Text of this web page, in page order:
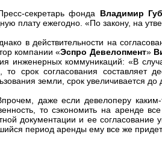
секретарь фонда Владимир
плату ежегодно. «По закону, на
в действительности на
компании «Эспро Девелопмент»
инженерных коммуникаций: «В
то срок согласования составляет
земли, срок увеличивается до
даже если девелоперу каким-то
то сэкономить на аренде
документации и ее согласование
период аренды ему все же